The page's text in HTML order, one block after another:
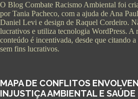
O Blog Combate Racismo Ambiental foi
por Tania Pacheco, com a ajuda de Ana
Daniel Levi e design de Raquel Cordeiro.
lucrativos e utiliza tecnologia WordPress. A
conteúdo é incentivada, desde que citando
sem fins lucrativos.
MAPA DE CONFLITOS
INJUSTIÇA AMBIENTAL E SAÚDE